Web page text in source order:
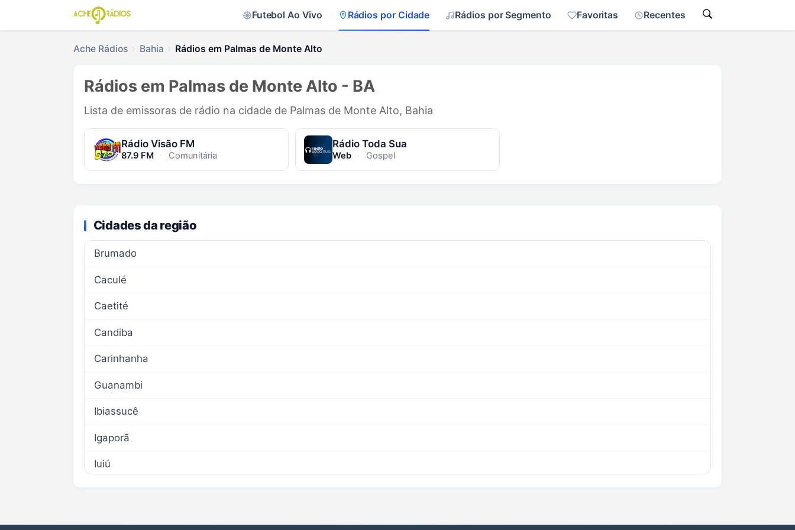
Futebol Ao Vivo Rádios por Cidade Rádios por Segmento Favoritas Recentes
Ache Rádios Bahia Rádios em Palmas de Monte Alto
Rádios em Palmas de Monte Alto - BA
Lista de emissoras de rádio na cidade de Palmas de Monte Alto, Bahia
Rádio Visão FM
87.9 FM · Comunitária
Rádio Toda Sua
Web · Gospel
Cidades da região
Brumado
Caculé
Caetité
Candiba
Carinhanha
Guanambi
Ibiassucê
Igaporã
Iuiú